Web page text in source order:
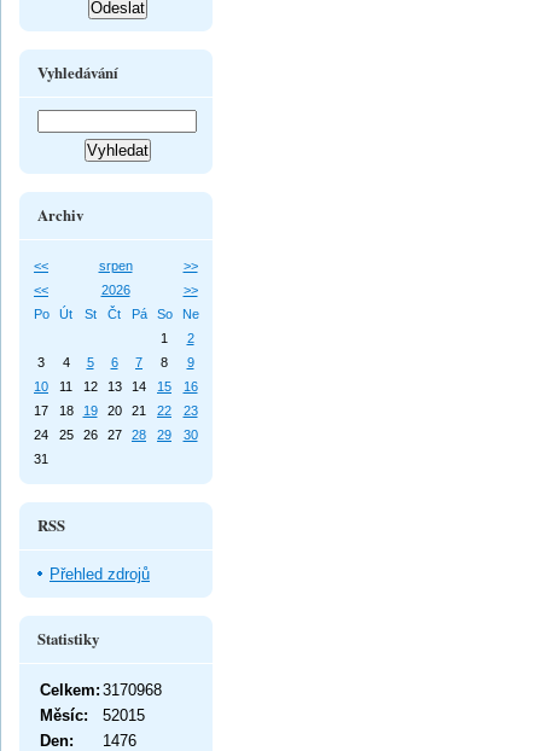
Vyhledávání
Archiv
<< srpen
>>
<<
2026
>>
Po
Út St Čt Pá So
Ne
1
2
3
4 5 6 7 8
9
10
11 12 13 14 15
16
17
18 19 20 21 22
23
24
25 26 27 28 29
30
31
RSS
Přehled zdrojů
Statistiky
Celkem: 3170968
Měsíc:
52015
Den:
1476